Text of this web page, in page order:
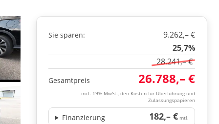
Sie sparen:
9.262,– €
25,7%
28.241,– €
Gesamtpreis 26.788,– €
incl. 19% MwSt., den Kosten für Überführung und
Zulassungspapieren
182,– € mtl.
Finanzierung